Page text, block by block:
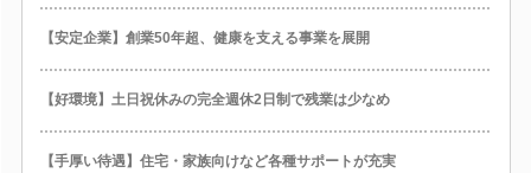
【安定企業】創業50年超、健康を支える事業を展開
【好環境】土日祝休みの完全週休2日制で残業は少なめ
【手厚い待遇】住宅・家族向けなど各種サポートが充実